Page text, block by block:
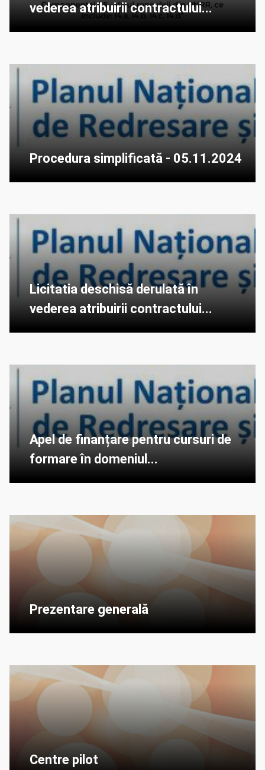
vederea atribuirii contractului...
Procedura simplificată - 05.11.2024
Licitatia deschisă derulată în
vederea atribuirii contractului...
Apel de finanțare pentru cursuri de
formare în domeniul...
Prezentare generală
Centre pilot